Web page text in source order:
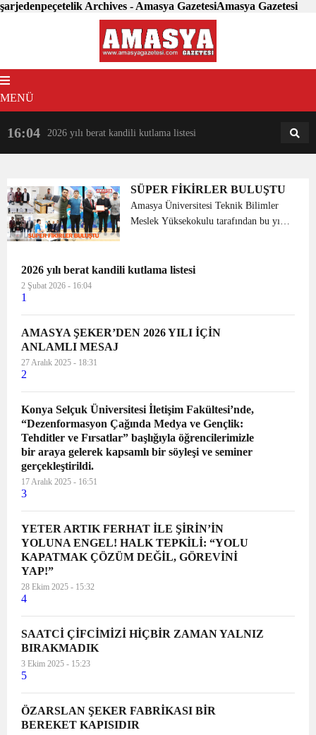
şarjedenpeçetelik Archives - Amasya GazetesiAmasya Gazetesi
MENÜ
16:04 2026 yılı berat kandili kutlama listesi 18:31
SÜPER FİKİRLER BULUŞTU
Amasya Üniversitesi Teknik Bilimler
Meslek Yüksekokulu tarafından bu yıl
ödüller sahibini buldu. Finalde
2026 yılı berat kandili kutlama listesi
2 Şubat 2026 - 16:04
1
AMASYA ŞEKER’DEN 2026 YILI İÇİN
ANLAMLI MESAJ
27 Aralık 2025 - 18:31
2
Konya Selçuk Üniversitesi İletişim Fakültesi’nde,
“Dezenformasyon Çağında Medya ve Gençlik:
Tehditler ve Fırsatlar” başlığıyla öğrencilerimizle
bir araya gelerek kapsamlı bir söyleşi ve seminer
gerçekleştirildi.
17 Aralık 2025 - 16:51
3
YETER ARTIK FERHAT İLE ŞİRİN’İN
YOLUNA ENGEL! HALK TEPKİLİ: “YOLU
KAPATMAK ÇÖZÜM DEĞİL, GÖREVİNİ
YAP!”
28 Ekim 2025 - 15:32
4
SAATCİ ÇİFCİMİZİ HİÇBİR ZAMAN YALNIZ
BIRAKMADIK
3 Ekim 2025 - 15:23
5
ÖZARSLAN ŞEKER FABRİKASI BİR
BEREKET KAPISIDIR